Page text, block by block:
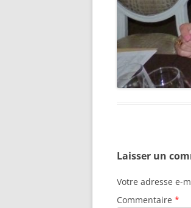
Laisser un
Votre adresse e-
Commentaire *